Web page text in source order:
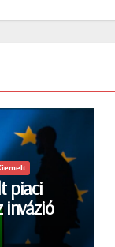
piaci
invázió